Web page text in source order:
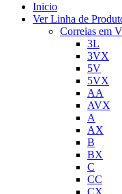
Inicio
Ver Linha de
Correias em V
3L
3VX
5V
5VX
AA
AVX
A
AX
B
BX
C
CC
CX